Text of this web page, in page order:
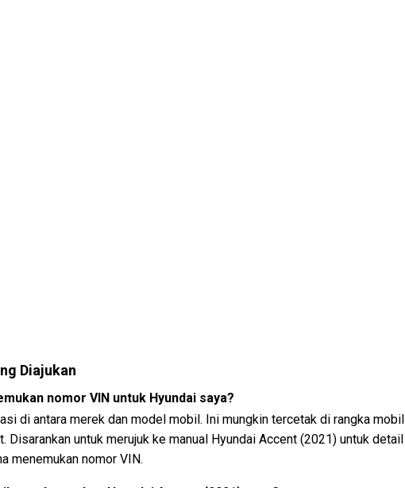
Diajukan
nomor VIN untuk Hyundai saya?
di antara merek dan model mobil. Ini mungkin tercetak di rangka mobil
Disarankan untuk merujuk ke manual Hyundai Accent (2021) untuk detail
menemukan nomor VIN.